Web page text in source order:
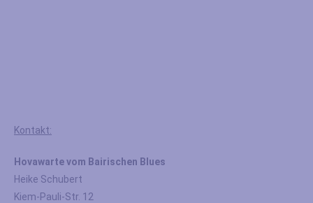
Kontakt:
Hovawarte vom Bairischen Blues
Heike Schubert
Kiem-Pauli-Str. 12